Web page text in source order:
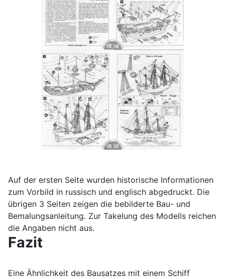
Auf der ersten Seite wurden historische Informationen
zum Vorbild in russisch und englisch abgedruckt. Die
übrigen 3 Seiten zeigen die bebilderte Bau- und
Bemalungsanleitung. Zur Takelung des Modells reichen
die Angaben nicht aus.
Fazit
Eine Ähnlichkeit des Bausatzes mit einem Schiff